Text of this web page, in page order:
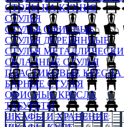
СТОЛЫ НА КУХНЮ
СТУЛЬЯ
СТУЛЬЯ ОФИСНЫЕ
СТУЛЬЯ ДЕРЕВЯННЫЕ
СТУЛЬЯ
СКЛАДНЫЕ СТУЛЬЯ
ПЛАСТИКОВЫЕ КРЕСЛА
БАРНЫЕ СТУЛЬЯ
ОФИСНЫЕ КРЕСЛА
ТАБУРЕТЫ
ШКАФЫ И ХРАНЕНИЕ